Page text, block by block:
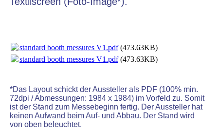
standard booth messures V1.pdf(473.63KB)
standard booth messures V1.pdf(473.63KB)
*Das Layout schickt der Aussteller als PDF (100% min.
72dpi / Abmessungen: 1984 x 1984) im Vorfeld zu. Somit
ist der Stand zum Messebeginn fertig. Der Aussteller hat
keinen Aufwand beim Auf- und Abbau. Der Stand wird
von oben beleuchtet.